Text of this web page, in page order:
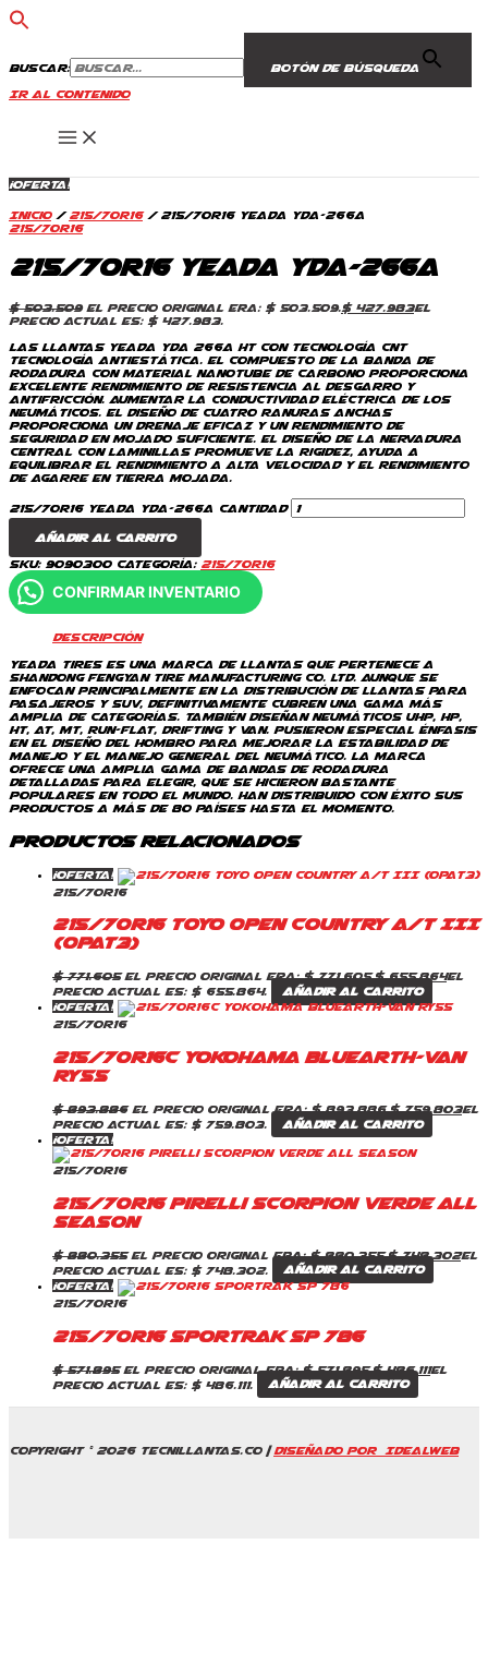
Buscar:
Botón de búsqueda
Ir al contenido
¡Oferta!
Inicio/215/70R16/ 215/70R16 Yeada Yda-266A
215/70R16
215/70R16 Yeada Yda-266A
$503.509 El precio original era: $ 503.509.$427.983El
precio actual es: $ 427.983.
Las llantas Yeada YDA 266A HT con Tecnología CNT
tecnología antiestática. El compuesto de la banda de
rodadura con material NANOTUBE de carbono proporciona
excelente rendimiento de resistencia al desgarro y
antifricción. aumentar la conductividad eléctrica de los
neumáticos. El diseño de cuatro ranuras anchas
proporciona un drenaje eficaz y un rendimiento de
seguridad en mojado suficiente. El diseño de la nervadura
central con laminillas promueve la rigidez, ayuda a
equilibrar el rendimiento a alta velocidad y el rendimiento
de agarre en tierra mojada.
215/70R16 Yeada Yda-266A cantidad
Añadir al carrito
SKU: 9090300 Categoría: 215/70R16
CONFIRMAR INVENTARIO
Descripción
Yeada Tires es una marca de llantas que pertenece a
Shandong Fengyan Tire Manufacturing Co. Ltd. Aunque se
enfocan principalmente en la distribución de llantas para
pasajeros y SUV, definitivamente cubren una gama más
amplia de categorías. También diseñan neumáticos UHP, HP,
HT, AT, MT, Run-Flat, Drifting y Van. Pusieron especial énfasis
en el diseño del hombro para mejorar la estabilidad de
manejo y el manejo general del neumático. La marca
ofrece una amplia gama de bandas de rodadura
detalladas para elegir, que se hicieron bastante
populares en todo el mundo. Han distribuido con éxito sus
productos a más de 80 países hasta el momento.
Productos relacionados
¡Oferta!
215/70R16
215/70R16 Toyo Open Country A/T III
(OPAT3)
$771.605 El precio original era: $ 771.605.$655.864El
precio actual es: $ 655.864.
Añadir al carrito
¡Oferta!
215/70R16
215/70R16C Yokohama Bluearth-Van
RY55
$893.886 El precio original era: $ 893.886.$759.803El
precio actual es: $ 759.803.
Añadir al carrito
¡Oferta!
215/70R16
215/70R16 Pirelli Scorpion Verde All
Season
$880.355 El precio original era: $ 880.355.$748.302El
precio actual es: $ 748.302.
Añadir al carrito
¡Oferta!
215/70R16
215/70R16 Sportrak SP 786
$571.895 El precio original era: $ 571.895.$486.111El
precio actual es: $ 486.111.
Añadir al carrito
Copyright © 2026 Tecnillantas.co |Diseñado por IdealWeb